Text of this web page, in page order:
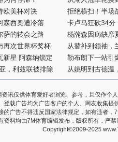
欧美杯对决
森西奥遭冷落
萨的转会之路
再次世界杯奖杯
新星 阿森纳锁定
，利兹联被排除
拒绝横扫！半场
卡卢马狂砍34分
杨瀚森因病缺席
从替补到领袖，
勒布朗下一站引
从姚明到古德温
资讯仅供体育爱好者浏览、参考，且仅作个
登载广告均为广告客户的个人、网友收集
的广告不得违反国家法律规定，如有违者
资料均由7M体育编辑发布，版权所有，严
Copyright©2009-2025